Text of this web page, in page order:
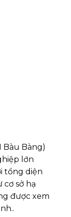
Bàu Bàng)
lớn
tổng diện
sở hạ
được xem